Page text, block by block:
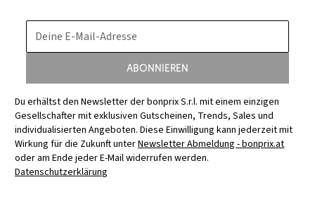
Deine E-Mail-Adresse
Abonnieren
Du erhältst den Newsletter der bonprix S.r.l. mit einem einzigen
Gesellschafter mit exklusiven Gutscheinen, Trends, Sales und
individualisierten Angeboten. Diese Einwilligung kann jederzeit mit
Wirkung für die Zukunft unterNewsletter Abmeldung - bonprix.at
oder am Ende jeder E-Mail widerrufen werden.
Datenschutzerklärung